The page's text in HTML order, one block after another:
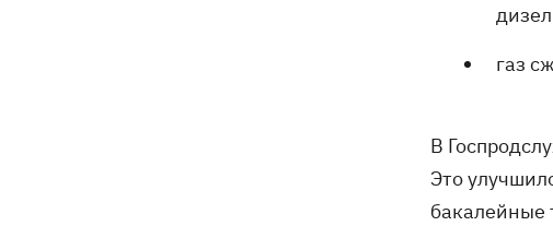
газ
В
Это
бакалейные